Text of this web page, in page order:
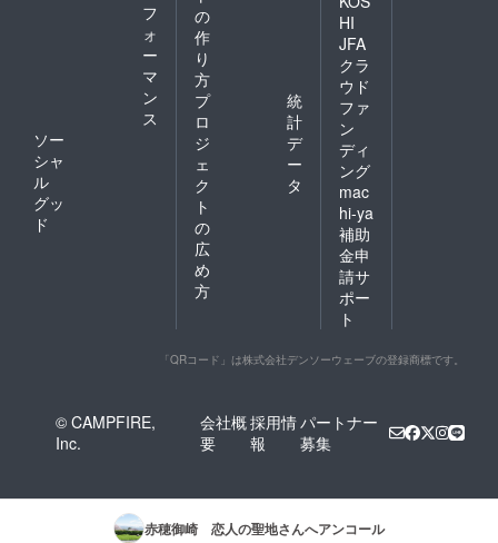
フ
ォ
ー
マ
ン
ス
ソー
シャ
ル
グッ
ド
の
作
り
方
プ
ロ
ジ
ェ
ク
ト
の
広
め
方
統
計
デ
ー
タ
HI
JFA
クラ
ウド
ファ
ン
ディ
ング
mac
hi-ya
補助
金申
請サ
ポー
ト
「QRコード」は株式会社デンソーウェーブの登録商標です。
© CAMPFIRE,
Inc.
会社概
要
採用情
報
パートナー
募集
赤穂御崎 恋人の聖地さんへアンコール